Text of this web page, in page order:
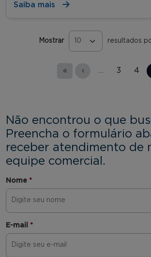
Saiba mais
Mostrar resultados
« ‹ 3 4
Não encontrou o que
Preencha o formulário
receber atendimento de
equipe comercial.
Nome *
E-mail *